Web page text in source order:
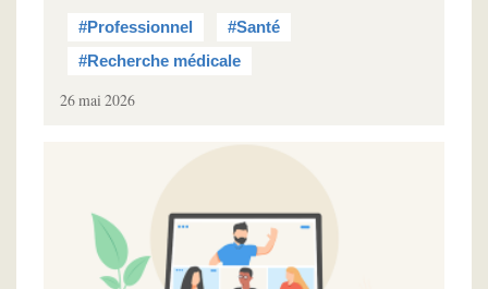
#Professionnel
#Santé
#Recherche médicale
26 mai 2026